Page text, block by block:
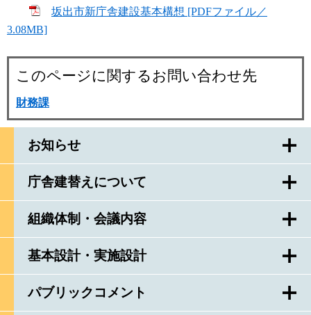
お知らせ
庁舎建替えについて
組織体制・会議内容
基本設計・実施設計
パブリックコメント
坂出市新庁舎建設基本構想 [PDFファイル／
3.08MB]
このページに関するお問い合わせ先
財務課